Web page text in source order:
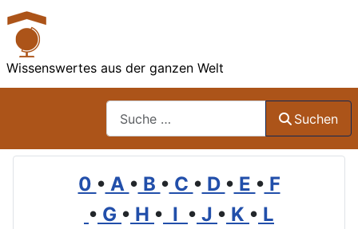
Wissenswertes aus der ganzen Welt
Suchen
0 • A • B • C • D • E • F
• G • H • I • J • K • L